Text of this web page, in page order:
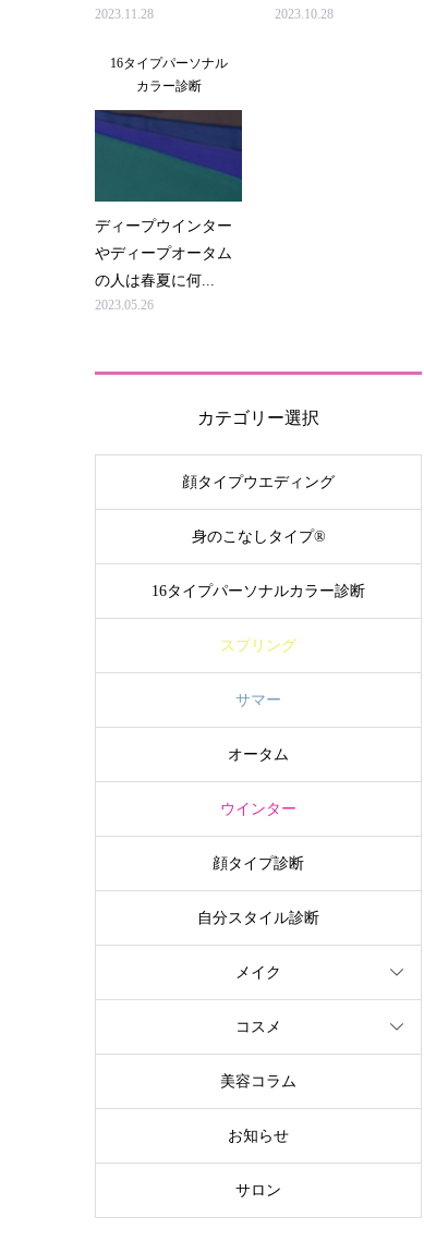
2023.11.28 2023.10.28
16タイプパーソナル
カラー診断
ディープウインター
やディープオータム
の人は春夏に何...
2023.05.26
カテゴリー選択
顔タイプウエディング
身のこなしタイプ®
16タイプパーソナルカラー診断
スプリング
サマー
オータム
ウインター
顔タイプ診断
自分スタイル診断
メイク
コスメ
美容コラム
お知らせ
サロン